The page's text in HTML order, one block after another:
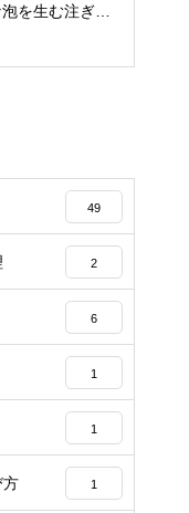
を生む注ぎ方
49
2
6
1
1
方 1